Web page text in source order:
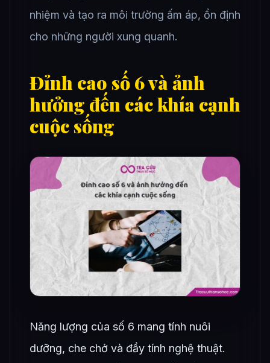
nhiệm và tạo ra môi trường ấm áp, ổn định
cho những người xung quanh.
Đỉnh cao số 6 và ảnh
hưởng đến các khía cạnh
cuộc sống
Năng lượng của số 6 mang tính nuôi
dưỡng, che chở và đầy tính nghệ thuật.